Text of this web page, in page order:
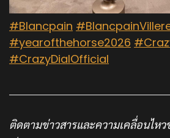
#Blancpain
#yearofthehorse2026
#CrazyDialOfficial
ติดตามข่าวสารและความเคลื่อนไห